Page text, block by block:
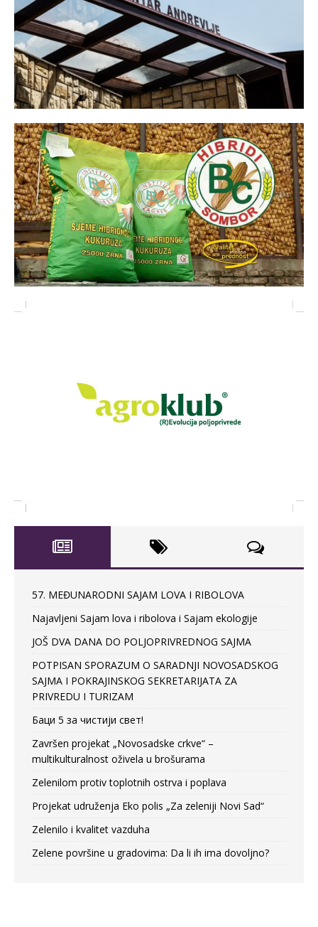
57. MEĐUNARODNI SAJAM LOVA I RIBOLOVA
Najavljeni Sajam lova i ribolova i Sajam ekologije
JOŠ DVA DANA DO POLJOPRIVREDNOG SAJMA
POTPISAN SPORAZUM O SARADNJI NOVOSADSKOG
SAJMA I POKRAJINSKOG SEKRETARIJATA ZA
PRIVREDU I TURIZAM
Баци 5 за чистији свет!
Završen projekat „Novosadske crkve“ –
multikulturalnost oživela u brošurama
Zelenilom protiv toplotnih ostrva i poplava
Projekat udruženja Eko polis „Za zeleniji Novi Sad“
Zelenilo i kvalitet vazduha
Zelene površine u gradovima: Da li ih ima dovoljno?